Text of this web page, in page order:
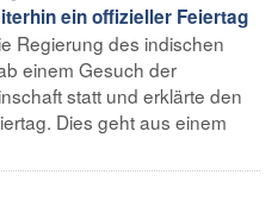
ein offizieller Feiertag
Regierung des indischen
einem Gesuch der
statt und erklärte den
Dies geht aus einem